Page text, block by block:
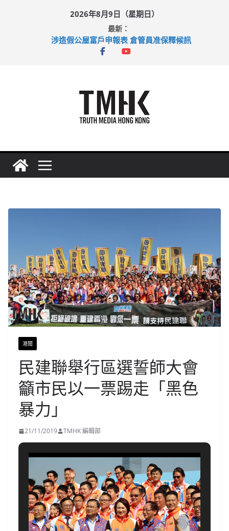
2026年8月9日（星期日）
最新：
涉造假公屋富戶申報表 倉管員准保釋候訊
港聞
民建聯舉行區選誓師大會
籲市民以一票踢走「黑色
暴力」
21/11/2019 TMHK 編輯部